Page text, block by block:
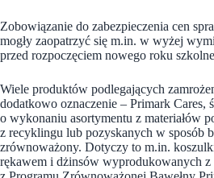
Zobowiązanie do zabezpieczenia cen
mogły zaopatrzyć się m.in. w wyżej
przed rozpoczęciem nowego roku
Wiele produktów podlegających
dodatkowo oznaczenie – Primark Cares,
o wykonaniu asortymentu z materiałów
z recyklingu lub pozyskanych w sposób
zrównoważony. Dotyczy to m.in.
rękawem i dżinsów wyprodukowanych z